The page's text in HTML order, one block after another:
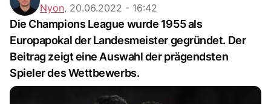
Nyon, 20.06.2022 - 16:42
Die Champions League wurde 1955 als
Europapokal der Landesmeister gegründet. Der
Beitrag zeigt eine Auswahl der prägendsten
Spieler des Wettbewerbs.